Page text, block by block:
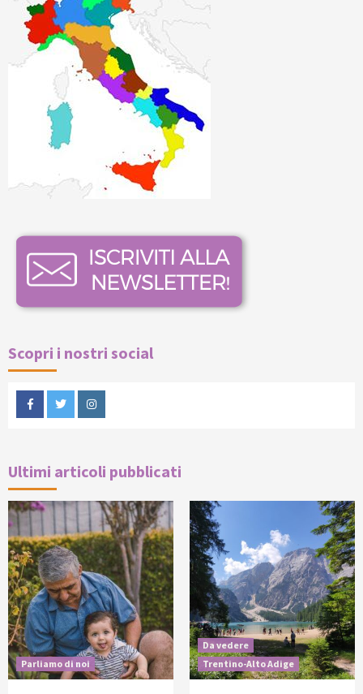
Scopri i nostri social
FacebookTwitterInstagram
Ultimi articoli pubblicati
Parliamo di noi
Da vedere
Trentino-Alto Adige